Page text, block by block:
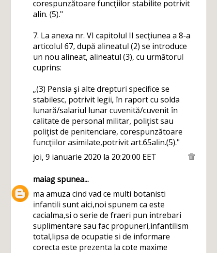
corespunzătoare funcţiilor stabilite potrivit
alin. (5)."
7. La anexa nr. VI capitolul II secţiunea a 8-a
articolul 67, după alineatul (2) se introduce
un nou alineat, alineatul (3), cu următorul
cuprins:
„(3) Pensia şi alte drepturi specifice se
stabilesc, potrivit legii, în raport cu solda
lunară/salariul lunar cuvenită/cuvenit în
calitate de personal militar, poliţist sau
poliţist de penitenciare, corespunzătoare
funcţiilor asimilate,potrivit art.65alin.(5)."
joi, 9 ianuarie 2020 la 20:20:00 EET
maiagspunea...
ma amuza cind vad ce multi botanisti
infantili sunt aici,noi spunem ca este
cacialma,si o serie de fraeri pun intrebari
suplimentare sau fac propuneri,infantilism
total,lipsa de ocupatie si de informare
corecta este prezenta la cote maxime